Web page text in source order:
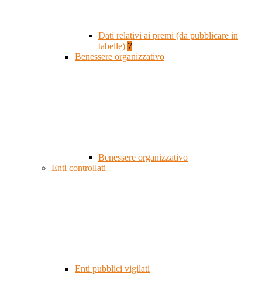
Dati relativi ai premi (da pubblicare in
tabelle) 7
Benessere organizzativo
Benessere organizzativo
Enti controllati
Enti pubblici vigilati